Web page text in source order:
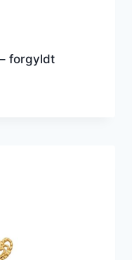
forgyldt